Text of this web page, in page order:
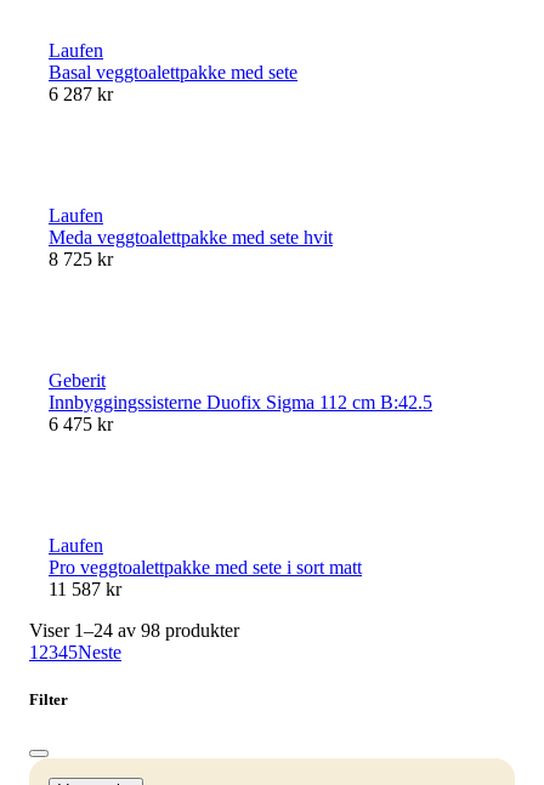
Laufen
Basal veggtoalettpakke med sete
6 287 kr
Laufen
Meda veggtoalettpakke med sete hvit
8 725 kr
Geberit
Innbyggingssisterne Duofix Sigma 112 cm B:42.5
6 475 kr
Laufen
Pro veggtoalettpakke med sete i sort matt
11 587 kr
Viser 1–24 av 98 produkter
1 2345Neste
Filter